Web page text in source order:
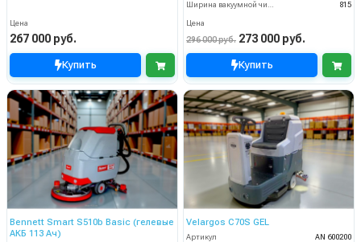
Цена
267 000 руб.
Купить
Ширина вакуумной чистки (мм)
815
Цена
296 000 руб. 273 000 руб.
Купить
Bennett Smart S510b Basic (гелевые
АКБ 113 Ач)
Velargos C70S GEL
Артикул
AN 600200